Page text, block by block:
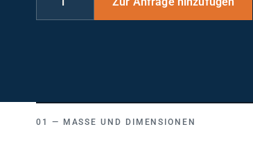
MASSE UND DIMENSIONEN